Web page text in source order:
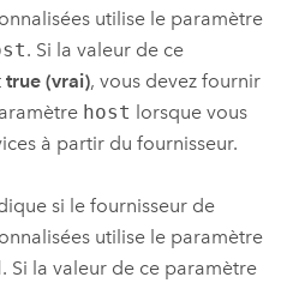
utilise le paramètre
. Si la valeur de ce
true (vrai), vous devez fournir
host lorsque vous
à partir du fournisseur.
si le fournisseur de
utilise le paramètre
. Si la valeur de ce paramètre